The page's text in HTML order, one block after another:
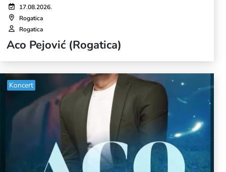
17.08.2026.
Rogatica
Rogatica
Aco Pejović (Rogatica)
Koncert